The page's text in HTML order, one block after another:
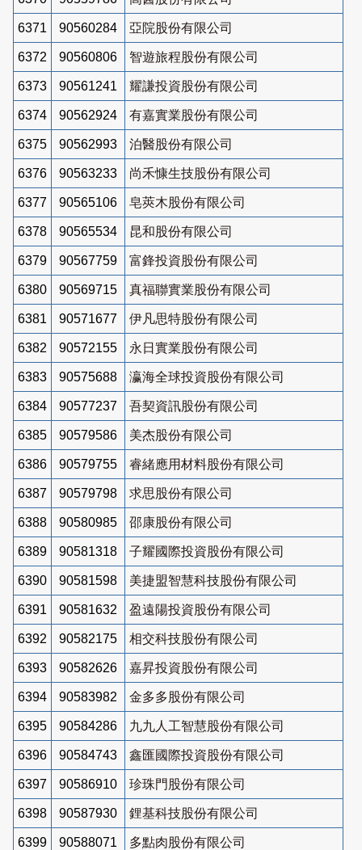
6371 90560284 亞院股份有限公司
6372 90560806 智遊旅程股份有限公司
6373 90561241 耀謙投資股份有限公司
6374 90562924 有嘉實業股份有限公司
6375 90562993 泊醫股份有限公司
6376 90563233 尚禾慷生技股份有限公司
6377 90565106 皂莢木股份有限公司
6378 90565534 昆和股份有限公司
6379 90567759 富鋒投資股份有限公司
6380 90569715 真福聯實業股份有限公司
6381 90571677 伊凡思特股份有限公司
6382 90572155 永日實業股份有限公司
6383 90575688 瀛海全球投資股份有限公司
6384 90577237 吾契資訊股份有限公司
6385 90579586 美杰股份有限公司
6386 90579755 睿緒應用材料股份有限公司
6387 90579798 求思股份有限公司
6388 90580985 邵康股份有限公司
6389 90581318 子耀國際投資股份有限公司
6390 90581598 美捷盟智慧科技股份有限公司
6391 90581632 盈遠陽投資股份有限公司
6392 90582175 相交科技股份有限公司
6393 90582626 嘉昇投資股份有限公司
6394 90583982 金多多股份有限公司
6395 90584286 九九人工智慧股份有限公司
6396 90584743 鑫匯國際投資股份有限公司
6397 90586910 珍珠門股份有限公司
6398 90587930 鋰基科技股份有限公司
6399 90588071 多點肉股份有限公司